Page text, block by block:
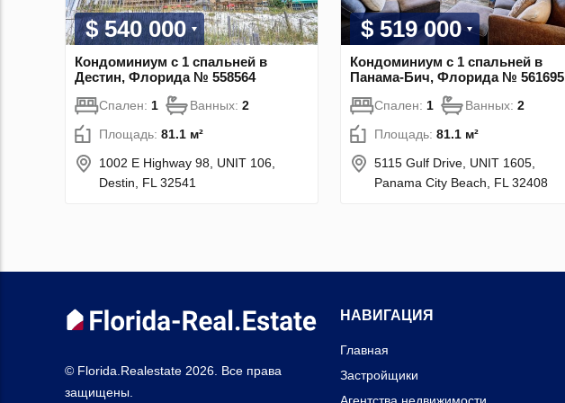
$ 540 000
Кондоминиум с 1 спальней в
Дестин, Флорида № 558564
Спален: 1 Ванных: 2
Площадь: 81.1 м²
1002 E Highway 98, UNIT 106,
Destin, FL 32541
$ 519 000
Кондоминиум с 1 спальней в
Панама-Бич, Флорида № 561695
Спален: 1 Ванных: 2
Площадь: 81.1 м²
5115 Gulf Drive, UNIT 1605,
Panama City Beach, FL 32408
© Florida.Realestate 2026. Все права
защищены.
НАВИГАЦИЯ
Главная
Застройщики